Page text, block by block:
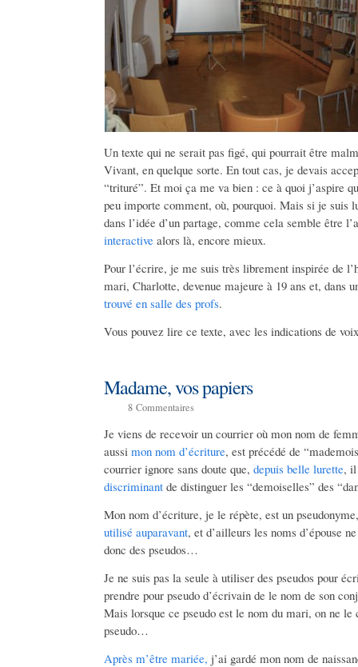
Un texte qui ne serait pas figé, qui pourrait être
Vivant, en quelque sorte. En tout cas, je devais
“trituré”. Et moi ça me va bien : ce à quoi j’aspire
peu importe comment, où, pourquoi. Mais si je suis
dans l’idée d’un partage, comme cela semble être
interactive alors là, encore mieux.
Pour l’écrire, je me suis très librement inspirée de
mari, Charlotte, devenue majeure à 19 ans et, dans
trouvé en salle des profs.
Vous pouvez lire ce texte, avec les indications de
Madame, vos papiers
8 Commentaires
Je viens de recevoir un courrier où mon nom de
aussi mon nom d’écriture, est précédé de
courrier ignore sans doute que, depuis belle lurette, il
discriminant de distinguer les “demoiselles” des
Mon nom d’écriture, je le répète, est un
utilisé auparavant, et d’ailleurs les noms d’épouse
donc des pseudos…
Je ne suis pas la seule à utiliser des pseudos pour
prendre pour pseudo d’écrivain de le nom de son
Mais lorsque ce pseudo est le nom du mari, on ne le
pseudo…
Après m’être mariée, j’ai gardé mon nom de